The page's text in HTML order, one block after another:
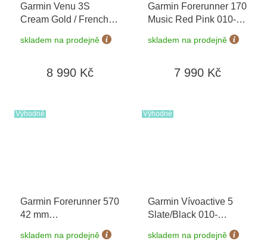
Garmin Venu 3S
Cream Gold / French
Band 010-02785-55
řemínek
skladem na prodejně
8 990 Kč
Garmin Forerunner 170
Music Red Pink 010-
+ možnost
výměny do 90 dní
skladem na prodejně
7 990 Kč
Výhodné
Garmin Forerunner 570
42 mm
Whitestone/Cloud Blue
010-02970-01
skladem na prodejně
Výhodné
Garmin Vívoactive 5
Slate/Black 010-
skladem na prodejně